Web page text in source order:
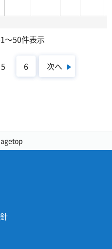
～50件表示
5 6 次へ